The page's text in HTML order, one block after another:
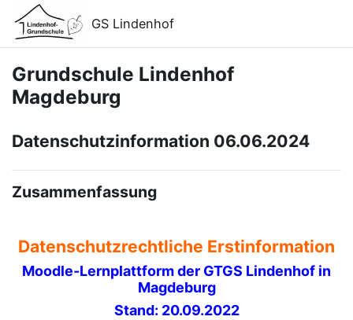
Zum Hauptinhalt
Support zur Barrierefreiheit
GS Lindenhof
Grundschule Lindenhof
Magdeburg
Datenschutzinformation 06.06.2024
Zusammenfassung
Datenschutzrechtliche Erstinformation
Moodle-Lernplattform der GTGS Lindenhof in
Magdeburg
Stand: 20.09.2022